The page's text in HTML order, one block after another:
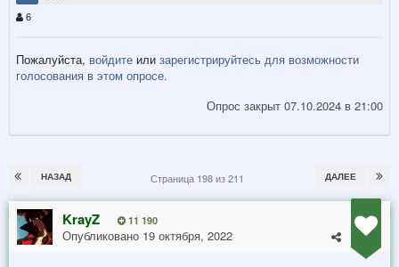
6
Пожалуйста, войдите или зарегистрируйтесь для возможности
голосования в этом опросе.
Опрос закрыт 07.10.2024 в 21:00
НАЗАД ДАЛЕЕ
Страница 198 из 211
KrayZ 11 190
Опубликовано 19 октября, 2022